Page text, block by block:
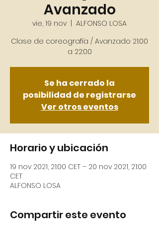
Avanzado
vie, 19 nov
  |
ALFONSO LOSA
Clase de coreografía / Avanzado 21:00
Se ha cerrado la
posibilidad de registrarse
Ver otros eventos
Horario y ubicación
19 nov 2021, 21:00 CET – 20 nov 2021, 21:00
CET
ALFONSO LOSA
Compartir este evento